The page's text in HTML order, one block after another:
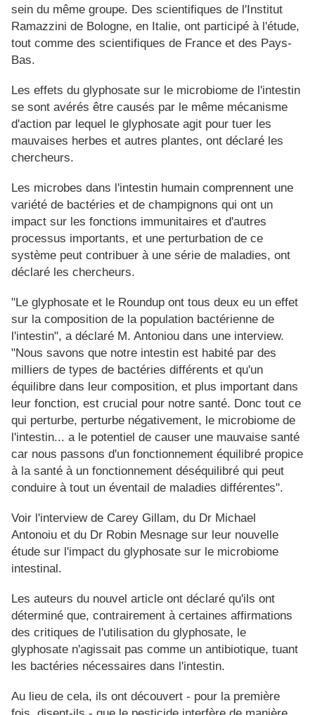
sein du même groupe. Des scientifiques de l'Institut
Ramazzini de Bologne, en Italie, ont participé à l'étude,
tout comme des scientifiques de France et des Pays-
Bas.
Les effets du glyphosate sur le microbiome de l'intestin
se sont avérés être causés par le même mécanisme
d'action par lequel le glyphosate agit pour tuer les
mauvaises herbes et autres plantes, ont déclaré les
chercheurs.
Les microbes dans l'intestin humain comprennent une
variété de bactéries et de champignons qui ont un
impact sur les fonctions immunitaires et d'autres
processus importants, et une perturbation de ce
système peut contribuer à une série de maladies, ont
déclaré les chercheurs.
"Le glyphosate et le Roundup ont tous deux eu un effet
sur la composition de la population bactérienne de
l'intestin", a déclaré M. Antoniou dans une interview.
"Nous savons que notre intestin est habité par des
milliers de types de bactéries différents et qu'un
équilibre dans leur composition, et plus important dans
leur fonction, est crucial pour notre santé. Donc tout ce
qui perturbe, perturbe négativement, le microbiome de
l'intestin... a le potentiel de causer une mauvaise santé
car nous passons d'un fonctionnement équilibré propice
à la santé à un fonctionnement déséquilibré qui peut
conduire à tout un éventail de maladies différentes".
Voir l'interview de Carey Gillam, du Dr Michael
Antonoiu et du Dr Robin Mesnage sur leur nouvelle
étude sur l'impact du glyphosate sur le microbiome
intestinal.
Les auteurs du nouvel article ont déclaré qu'ils ont
déterminé que, contrairement à certaines affirmations
des critiques de l'utilisation du glyphosate, le
glyphosate n'agissait pas comme un antibiotique, tuant
les bactéries nécessaires dans l'intestin.
Au lieu de cela, ils ont découvert - pour la première